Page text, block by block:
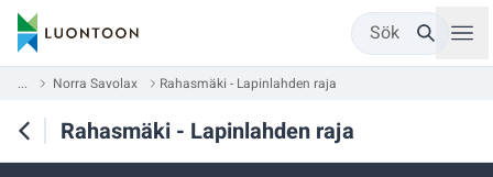
Sök
... Norra Savolax Rahasmäki - Lapinlahden raja
Rahasmäki - Lapinlahden raja